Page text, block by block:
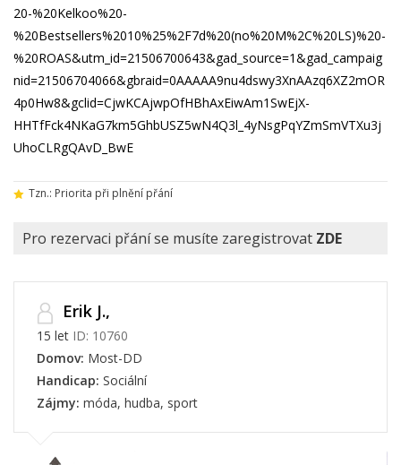
20-%20Kelkoo%20-
%20Bestsellers%2010%25%2F7d%20(no%20M%2C%20LS)%20-
%20ROAS&utm_id=21506700643&gad_source=1&gad_campaig
nid=21506704066&gbraid=0AAAAA9nu4dswy3XnAAzq6XZ2mOR
4p0Hw8&gclid=CjwKCAjwpOfHBhAxEiwAm1SwEjX-
HHTfFck4NKaG7km5GhbUSZ5wN4Q3l_4yNsgPqYZmSmVTXu3j
UhoCLRgQAvD_BwE
Tzn.: Priorita při plnění přání
Pro rezervaci přání se musíte zaregistrovat ZDE
Erik J.,
15 let ID: 10760
Domov: Most-DD
Handicap: Sociální
Zájmy: móda, hudba, sport